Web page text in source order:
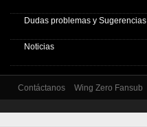
Dudas problemas y Sugerencias
Noticias
Contáctanos Wing Zero Fansub